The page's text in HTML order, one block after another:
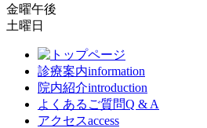
金曜午後
土曜日
診療案内information
院内紹介introduction
よくあるご質問Q & A
アクセスaccess